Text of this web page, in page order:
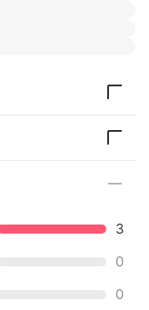
3
0
0